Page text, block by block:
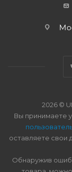
2026 ©
Вы принимаете
оставляете свои
Обнаружив